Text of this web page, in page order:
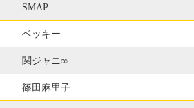
SMAP
ベッキー
関ジャニ∞
篠田麻里子